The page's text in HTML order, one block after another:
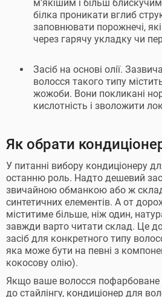
м’якішим і більш
білка проникати вглиб
заповнювати порожнечі,
через гарячу укладку чи
Засіб на основі олії.
волосся такого типу
жожоби. Вони покликані
кислотність і зволожити
Як обрати
У питанні вибору кондиціонеру
останню роль. Надто дешевий
звичайною обманкою або ж
синтетичних елементів. А от
міститиме більше, ніж один,
завжди варто читати склад. Це
засіб для конкретного типу
яка може бути на певні з
кокосову олію).
Якщо ваше волосся пофарбоване
до стайлінгу, кондиціонер для